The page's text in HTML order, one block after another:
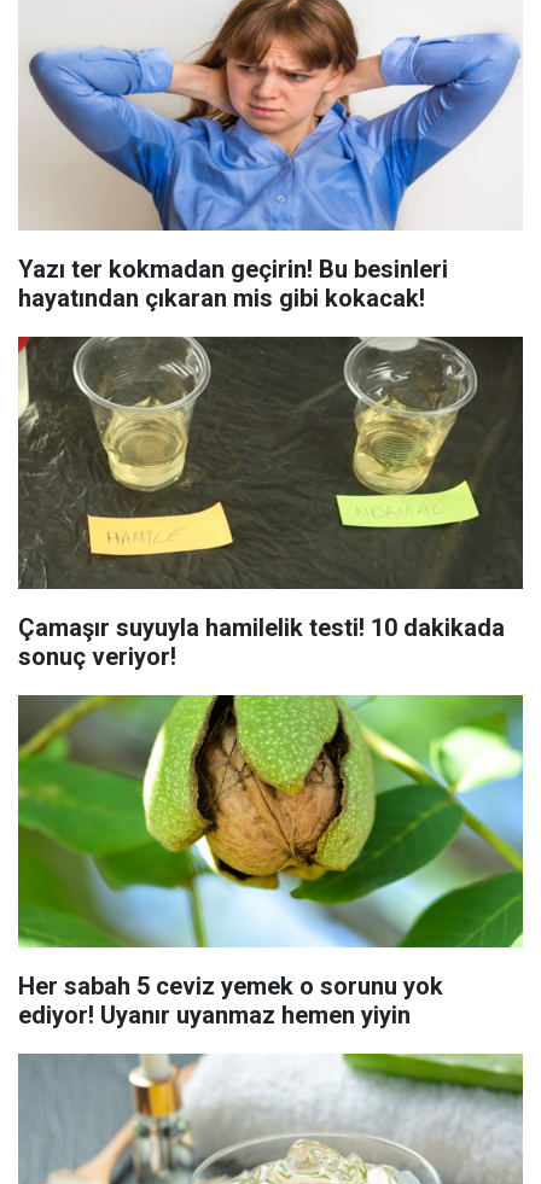
Yazı ter kokmadan geçirin! Bu besinleri
hayatından çıkaran mis gibi kokacak!
Çamaşır suyuyla hamilelik testi! 10 dakikada
sonuç veriyor!
Her sabah 5 ceviz yemek o sorunu yok
ediyor! Uyanır uyanmaz hemen yiyin